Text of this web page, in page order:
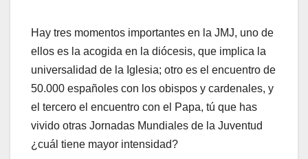
Hay tres momentos importantes en la JMJ, uno de
ellos es la acogida en la diócesis, que implica la
universalidad de la Iglesia; otro es el encuentro de
50.000 españoles con los obispos y cardenales, y
el tercero el encuentro con el Papa, tú que has
vivido otras Jornadas Mundiales de la Juventud
¿cuál tiene mayor intensidad?